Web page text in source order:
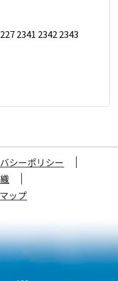
2341 2342 2343
シーポリシー
ップ